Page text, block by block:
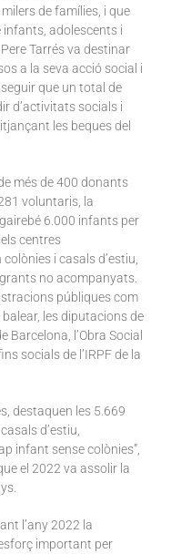
de famílies, i que
adolescents i
Tarrés va destinar
a la seva acció social i
que un total de
d’activitats socials i
les beques del
més de 400 donants
voluntaris, la
6.000 infants per
centres
i casals d’estiu,
no acompanyats.
públiques com
les diputacions de
Barcelona, l’Obra Social
socials de l’IRPF de la
destaquen les 5.669
d’estiu,
infant sense colònies”,
el 2022 va assolir la
l’any 2022 la
important per